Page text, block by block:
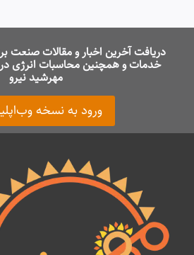
دریافت آخرین اخبار و مقالات صنعت
خدمات و همچنین محاسبات انرژی
مهرشید نیرو
ورود به نسخه